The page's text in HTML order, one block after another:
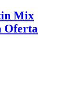
Mix
Oferta